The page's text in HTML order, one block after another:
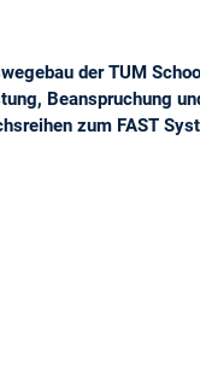
der TUM
Beanspruchung
zum FAST